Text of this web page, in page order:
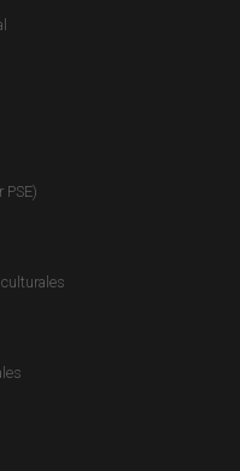
favorable
durante el
los incrementos
y en comercio exterior,
Eje
2020
2020
la economía del Eje
en varios de los
de los